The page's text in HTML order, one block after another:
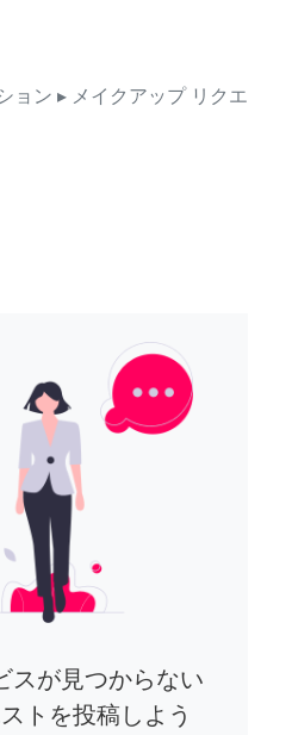
ョン ▸ メイクアップ リクエ
スが見つからない
トを投稿しよう